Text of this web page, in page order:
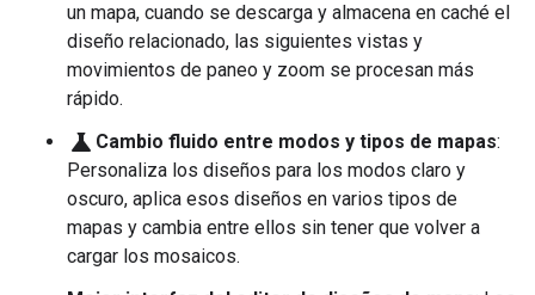
un mapa, cuando se descarga y almacena en caché el
diseño relacionado, las siguientes vistas y
movimientos de paneo y zoom se procesan más
rápido.
science Cambio fluido entre modos y tipos de mapas:
Personaliza los diseños para los modos claro y
oscuro, aplica esos diseños en varios tipos de
mapas y cambia entre ellos sin tener que volver a
cargar los mosaicos.